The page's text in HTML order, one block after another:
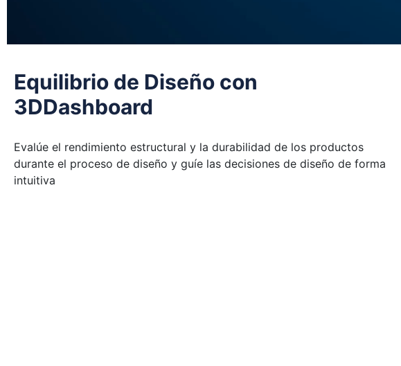
Equilibrio de Diseño con
3DDashboard
Evalúe el rendimiento estructural y la durabilidad de los productos
durante el proceso de diseño y guíe las decisiones de diseño de forma
intuitiva